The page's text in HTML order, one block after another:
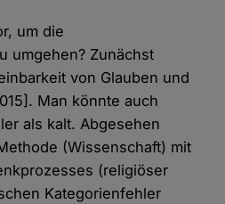
um die
umgehen? Zunächst
von Glauben und
Man könnte auch
als kalt. Abgesehen
(Wissenschaft) mit
(religiöser
Kategorienfehler